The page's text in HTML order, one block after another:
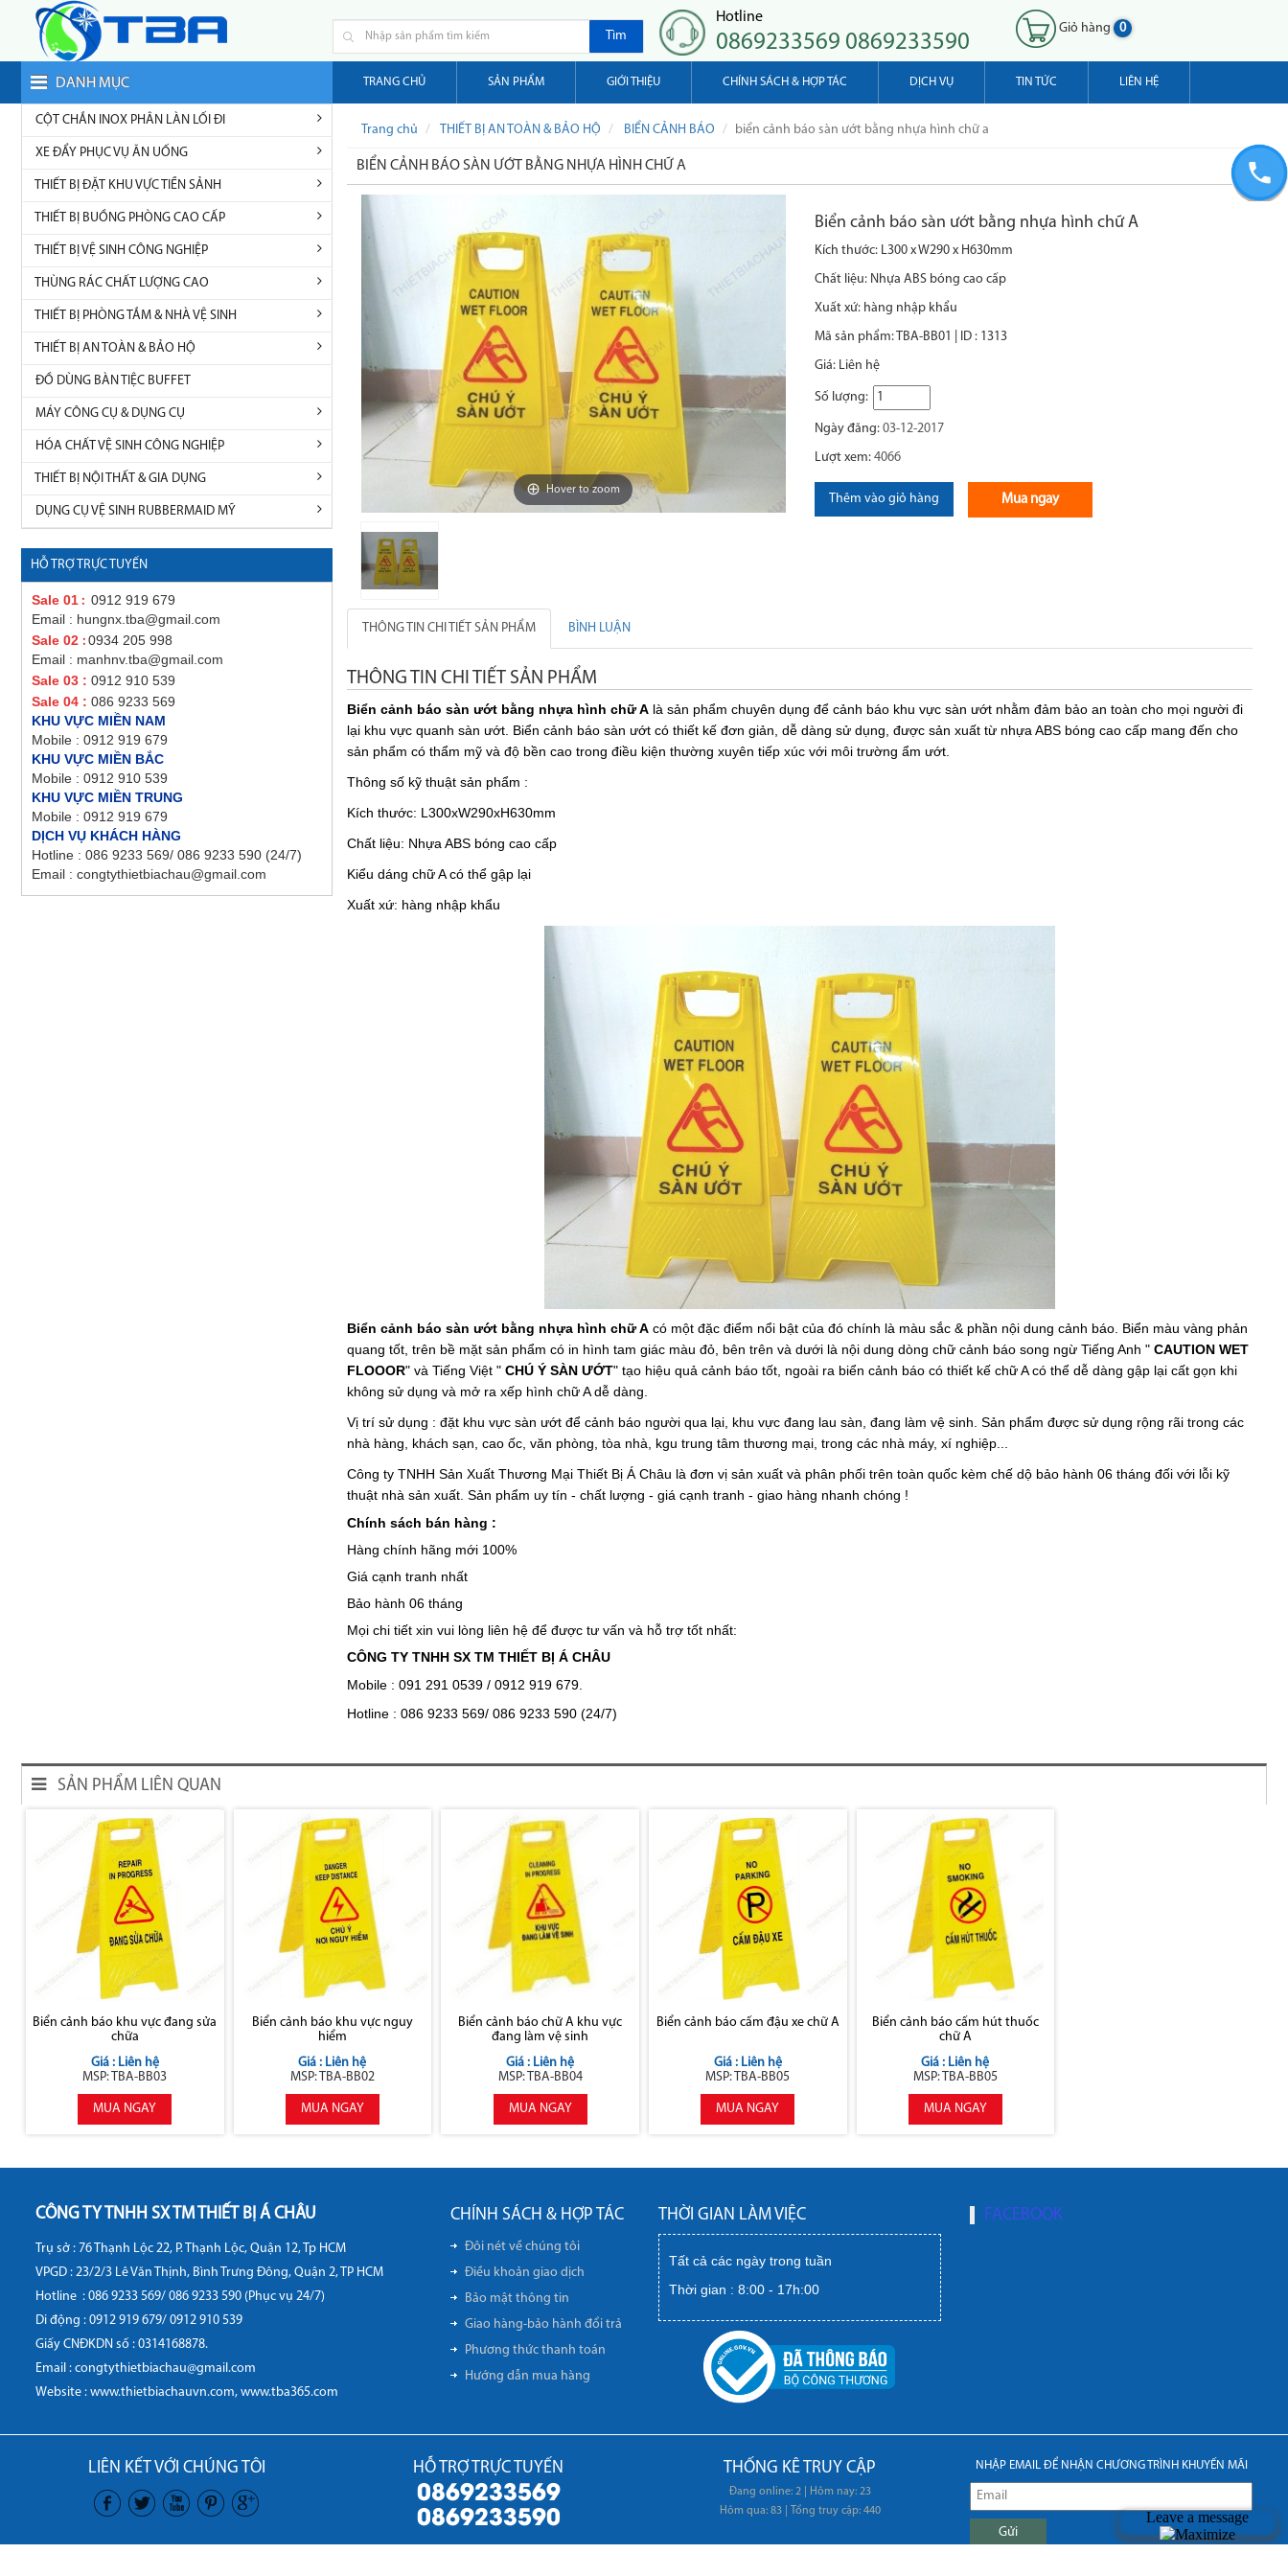
Tìm
Hotline
0869233569 0869233590
Giỏ hàng 0
DANH MỤC TRANG CHỦ SẢN PHẨM GIỚI THIỆU CHÍNH SÁCH & HỢP TÁC DỊCH VỤ TIN TỨC LIÊN HỆ
CỘT CHẮN INOX PHÂN LÀN LỐI ĐI
XE ĐẨY PHỤC VỤ ĂN UỐNG
THIẾT BỊ ĐẶT KHU VỰC TIỀN SẢNH
THIẾT BỊ BUỒNG PHÒNG CAO CẤP
THIẾT BỊ VỆ SINH CÔNG NGHIỆP
THÙNG RÁC CHẤT LƯỢNG CAO
THIẾT BỊ PHÒNG TẮM & NHÀ VỆ SINH
THIẾT BỊ AN TOÀN & BẢO HỘ
ĐỒ DÙNG BÀN TIỆC BUFFET
MÁY CÔNG CỤ & DỤNG CỤ
HÓA CHẤT VỆ SINH CÔNG NGHIỆP
THIẾT BỊ NỘI THẤT & GIA DỤNG
DỤNG CỤ VỆ SINH RUBBERMAID MỸ
HỖ TRỢ TRỰC TUYẾN
Sale 01 : 0912 919 679
Email : hungnx.tba@gmail.com
Sale 02 : 0934 205 998
Email : manhnv.tba@gmail.com
Sale 03 : 0912 910 539
Sale 04 : 086 9233 569
KHU VỰC MIỀN NAM
Mobile : 0912 919 679
KHU VỰC MIỀN BẮC
Mobile : 0912 910 539
KHU VỰC MIỀN TRUNG
Mobile : 0912 919 679
DỊCH VỤ KHÁCH HÀNG
Hotline : 086 9233 569/ 086 9233 590 (24/7)
Email : congtythietbiachau@gmail.com
Trang chủ THIẾT BỊ AN TOÀN & BẢO HỘ BIỂN CẢNH BÁO biển cảnh báo sàn ướt bằng nhựa hình chữ a
BIỂN CẢNH BÁO SÀN ƯỚT BẰNG NHỰA HÌNH CHỮ A
Hover to zoom
Biển cảnh báo sàn ướt bằng nhựa hình chữ A
Kích thước: L300 x W290 x H630mm
Chất liệu: Nhựa ABS bóng cao cấp
Xuất xứ: hàng nhập khẩu
Mã sản phẩm: TBA-BB01 | ID : 1313
Giá: Liên hệ
Số lượng:
Ngày đăng: 03-12-2017
Lượt xem: 4066
Thêm vào giỏ hàng Mua ngay
THÔNG TIN CHI TIẾT SẢN PHẨM BÌNH LUẬN
THÔNG TIN CHI TIẾT SẢN PHẨM
Biển cảnh báo sàn ướt bằng nhựa hình chữ A là sản phẩm chuyên dụng để cảnh báo khu vực sàn ướt nhằm đảm bảo an toàn cho mọi người đi
lại khu vực quanh sàn ướt. Biển cảnh báo sàn ướt có thiết kế đơn giản, dễ dàng sử dụng, được sản xuất từ nhựa ABS bóng cao cấp mang đến cho
sản phẩm có thẩm mỹ và độ bền cao trong điều kiện thường xuyên tiếp xúc với môi trường ẩm ướt.
Thông số kỹ thuật sản phẩm :
Kích thước: L300xW290xH630mm
Chất liệu: Nhựa ABS bóng cao cấp
Kiểu dáng chữ A có thể gập lại
Xuất xứ: hàng nhập khẩu
Biển cảnh báo sàn ướt bằng nhựa hình chữ A có một đặc điểm nổi bật của đó chính là màu sắc & phần nội dung cảnh báo. Biển màu vàng phản
quang tốt, trên bề mặt sản phẩm có in hình tam giác màu đỏ, bên trên và dưới là nội dung dòng chữ cảnh báo song ngừ Tiếng Anh " CAUTION WET
FLOOOR" và Tiếng Việt " CHÚ Ý SÀN ƯỚT" tạo hiệu quả cảnh báo tốt, ngoài ra biển cảnh báo có thiết kế chữ A có thể dễ dàng gập lại cất gọn khi
không sử dụng và mở ra xếp hình chữ A dễ dàng.
Vị trí sử dụng : đặt khu vực sàn ướt để cảnh báo người qua lại, khu vực đang lau sàn, đang làm vệ sinh. Sản phẩm được sử dụng rộng rãi trong các
nhà hàng, khách sạn, cao ốc, văn phòng, tòa nhà, kgu trung tâm thương mại, trong các nhà máy, xí nghiệp...
Công ty TNHH Sản Xuất Thương Mại Thiết Bị Á Châu là đơn vị sản xuất và phân phối trên toàn quốc kèm chế dộ bảo hành 06 tháng đối với lỗi kỹ
thuật nhà sản xuất. Sản phẩm uy tín - chất lượng - giá cạnh tranh - giao hàng nhanh chóng !
Chính sách bán hàng :
Hàng chính hãng mới 100%
Giá cạnh tranh nhất
Bảo hành 06 tháng
Mọi chi tiết xin vui lòng liên hệ để được tư vấn và hỗ trợ tốt nhất:
CÔNG TY TNHH SX TM THIẾT BỊ Á CHÂU
Mobile : 091 291 0539 / 0912 919 679.
Hotline : 086 9233 569/ 086 9233 590 (24/7)
SẢN PHẨM LIÊN QUAN
Biển cảnh báo khu vực đang sửa
chữa
Giá : Liên hệ
MSP: TBA-BB03
MUA NGAY
Biển cảnh báo khu vực nguy
hiểm
Giá : Liên hệ
MSP: TBA-BB02
MUA NGAY
Biển cảnh báo chữ A khu vực
đang làm vệ sinh
Giá : Liên hệ
MSP: TBA-BB04
MUA NGAY
Biển cảnh báo cấm đậu xe chữ A
Giá : Liên hệ
MSP: TBA-BB05
MUA NGAY
Biển cảnh báo cấm hút thuốc
chữ A
Giá : Liên hệ
MSP: TBA-BB05
MUA NGAY
CÔNG TY TNHH SX TM THIẾT BỊ Á CHÂU
Trụ sở : 76 Thạnh Lộc 22, P. Thạnh Lộc, Quận 12, Tp HCM
VPGD : 23/2/3 Lê Văn Thịnh, Bình Trưng Đông, Quận 2, TP HCM
Hotline : 086 9233 569/ 086 9233 590 (Phục vụ 24/7)
Di động : 0912 919 679/ 0912 910 539
Giấy CNĐKDN số : 0314168878.
Email : congtythietbiachau@gmail.com
Website : www.thietbiachauvn.com, www.tba365.com
CHÍNH SÁCH & HỢP TÁC
Đôi nét về chúng tôi
Điều khoản giao dịch
Bảo mật thông tin
Giao hàng-bảo hành đổi trả
Phương thức thanh toán
Hướng dẫn mua hàng
THỜI GIAN LÀM VIỆC
Tất cả các ngày trong tuần
Thời gian : 8:00 - 17h:00
FACEBOOK
LIÊN KẾT VỚI CHÚNG TÔI HỖ TRỢ TRỰC TUYẾN
0869233569
0869233590
THỐNG KÊ TRUY CẬP
Đang online: 2
Hôm nay: 23
Hôm qua: 83
Tổng truy cập: 440
NHẬP EMAIL ĐỂ NHẬN CHƯƠNG TRÌNH KHUYẾN MÃI
Gửi